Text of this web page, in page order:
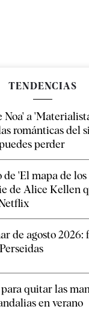
TENDENCIAS
a
románticas del
perder
'El mapa de los
de Alice Kellen
de agosto 2026:
quitar las
en verano